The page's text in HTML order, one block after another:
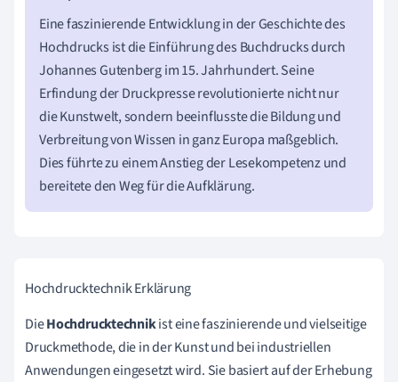
Eine faszinierende Entwicklung in der Geschichte des
Hochdrucks ist die Einführung des Buchdrucks durch
Johannes Gutenberg im 15. Jahrhundert. Seine
Erfindung der Druckpresse revolutionierte nicht nur
die Kunstwelt, sondern beeinflusste die Bildung und
Verbreitung von Wissen in ganz Europa maßgeblich.
Dies führte zu einem Anstieg der Lesekompetenz und
bereitete den Weg für die Aufklärung.
Hochdrucktechnik Erklärung
DieHochdrucktechnikist eine faszinierende und vielseitige
Druckmethode, die in der Kunst und bei industriellen
Anwendungen eingesetzt wird. Sie basiert auf der Erhebung